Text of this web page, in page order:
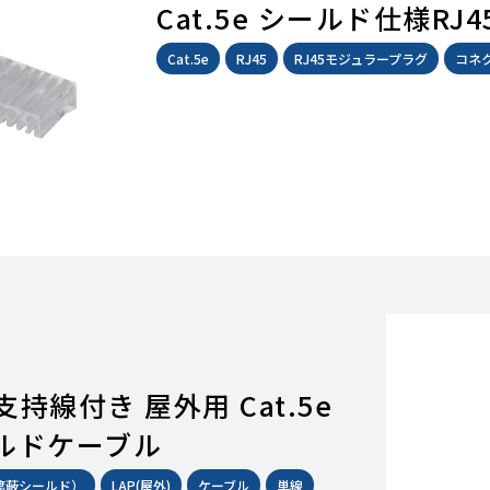
Cat.5e シールド仕様
Cat.5e RJ45 RJ45モジュラープラグ コネ
持線付き 屋外用 Cat.5e
ドケーブル
シールド） LAP(屋外) ケーブル 単線